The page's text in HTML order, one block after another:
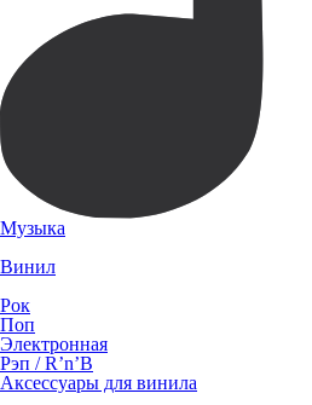
Музыка
Винил
Рок
Поп
Электронная
Рэп / R’n’B
Аксессуары для винила